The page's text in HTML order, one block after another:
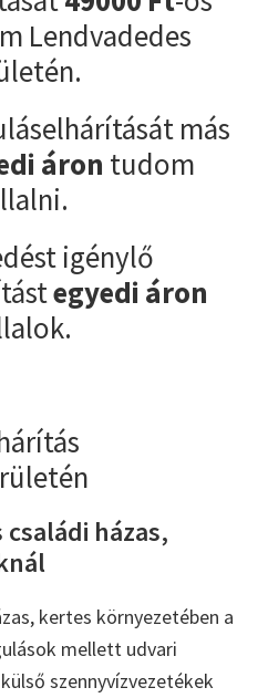
Lendvadedes
más
áron tudom
igénylő
egyedi áron
házas,
kertes környezetében a
mellett udvari
szennyvízvezetékek